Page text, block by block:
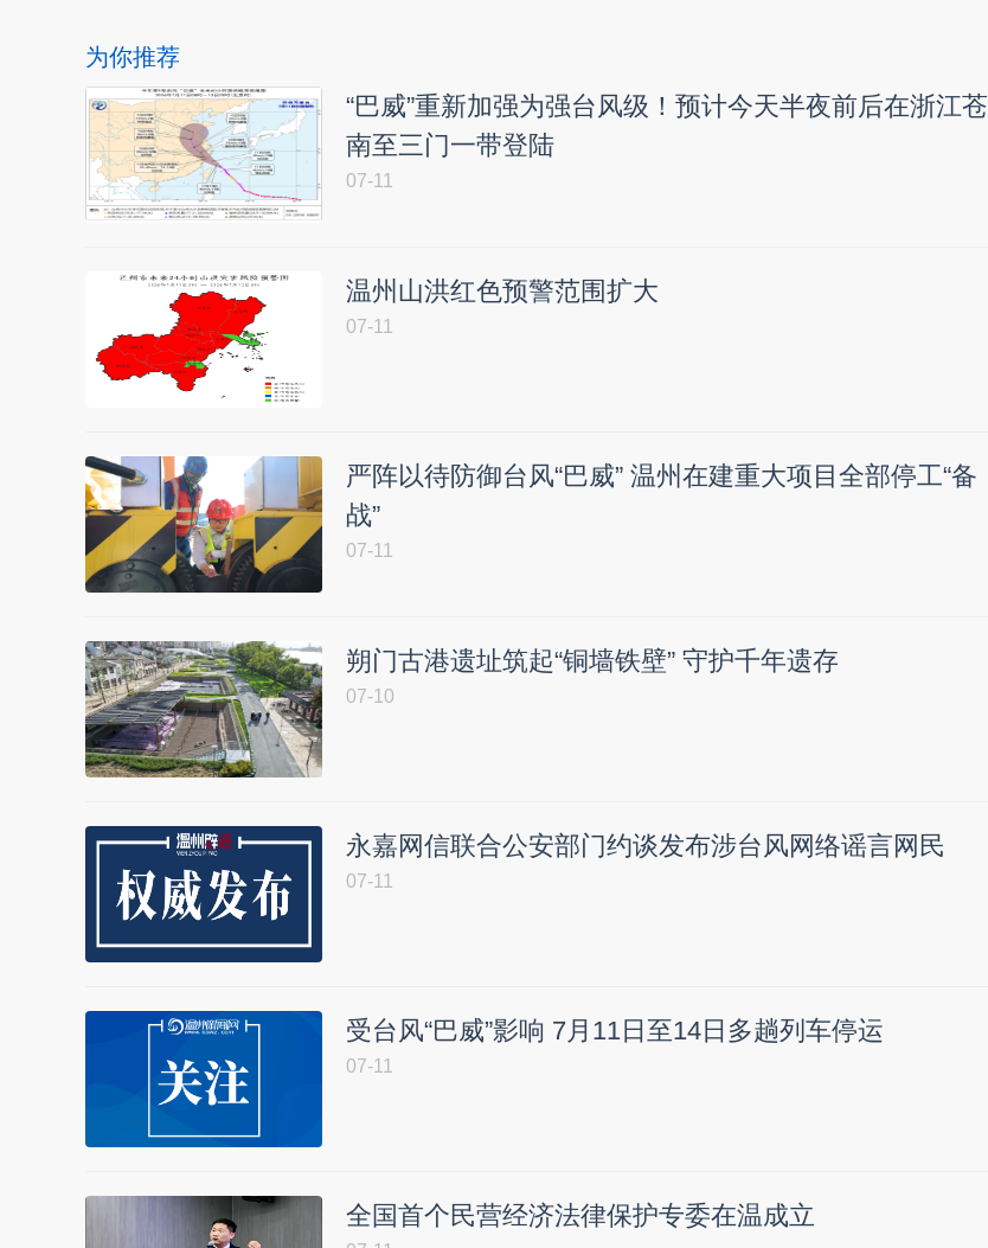
为你推荐
“巴威”重新加强为强台风级！预计今天半夜前后在浙江苍
南至三门一带登陆
07-11
温州山洪红色预警范围扩大
07-11
严阵以待防御台风“巴威” 温州在建重大项目全部停工“备
战”
07-11
朔门古港遗址筑起“铜墙铁壁” 守护千年遗存
07-10
永嘉网信联合公安部门约谈发布涉台风网络谣言网民
07-11
受台风“巴威”影响 7月11日至14日多趟列车停运
07-11
全国首个民营经济法律保护专委在温成立